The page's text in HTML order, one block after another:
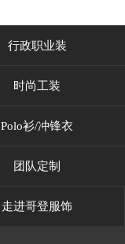
行政职业装
时尚工装
Polo衫/冲锋衣
团队定制
走进哥登服饰